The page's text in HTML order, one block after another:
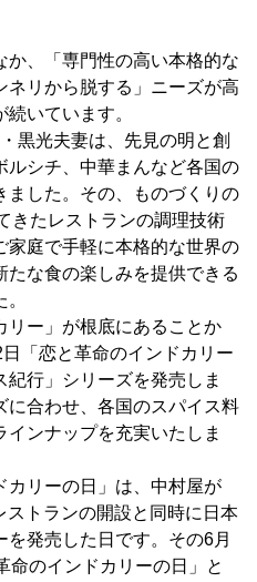
か、「専門性の高い本格的な
リから脱する」ニーズが高
いています。
黒光夫妻は、先見の明と創
ルシチ、中華まんなど各国の
ました。その、ものづくりの
きたレストランの調理技術
家庭で手軽に本格的な世界の
たな食の楽しみを提供できる
リー」が根底にあることか
「恋と革命のインドカリー
行」シリーズを発売しま
に合わせ、各国のスパイス料
ンナップを充実いたしま
リーの日」は、中村屋が
トランの開設と同時に日本
発売した日です。その6月
命のインドカリーの日」と